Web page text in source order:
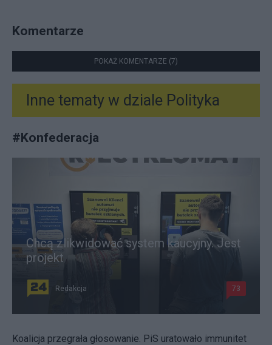
Komentarze
POKAŻ KOMENTARZE (7)
Inne tematy w dziale Polityka
#Konfederacja
Chcą zlikwidować system kaucyjny. Jest
projekt
Redakcja 73
Koalicja przegrała głosowanie. PiS uratowało immunitet